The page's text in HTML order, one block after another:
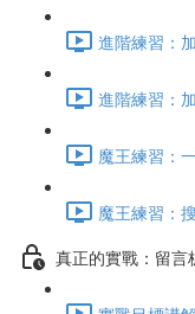
進階練習：
進階練習：
魔王練習：
魔王練習：
真正的實戰：留言